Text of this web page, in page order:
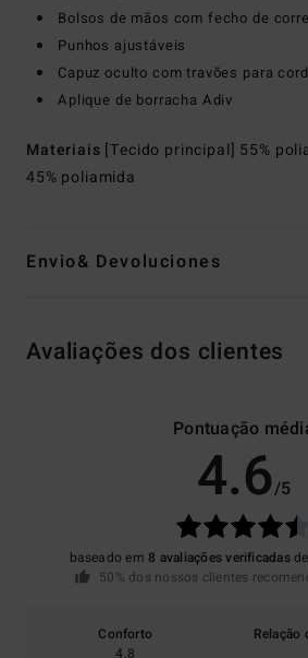
Bolsos de mãos com fecho de
Punhos ajustáveis
Capuz oculto com travões para
Aplique de borracha Adiv
Materiais [Tecido principal] 55%
45% poliamida
Envio& Devoluciones
Avaliações dos clientes
Pontuação
4.6/5
baseado em 8 avaliações verificadas
50% dos nossos clientes
Conforto
4.8
Relação